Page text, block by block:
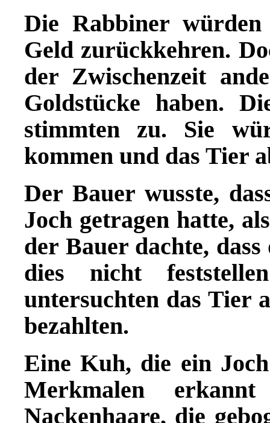
Die Rabbiner wü
Geld zurückkehren.
der Zwischenzeit
Goldstücke haben.
stimmten zu. Sie wü
kommen und das Tier
Der Bauer wusste,
Joch getragen hatte,
der Bauer dachte,
dies nicht
untersuchten das Tier
bezahlten.
Eine Kuh, die ein
Merkmalen
Nackenhaare, die